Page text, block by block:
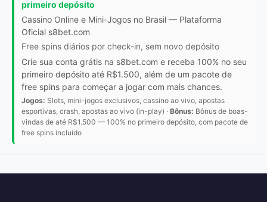
primeiro depósito
Cassino Online e Mini-Jogos no Brasil — Plataforma
Oficial s8bet.com
Free spins diários por check-in, sem novo depósito
Crie sua conta grátis na s8bet.com e receba 100% no seu
primeiro depósito até R$1.500, além de um pacote de
free spins para começar a jogar com mais chances.
Jogos: Slots, mini-jogos exclusivos, cassino ao vivo, apostas
esportivas, crash, apostas ao vivo (in-play) · Bônus: Bônus de boas-
vindas de até R$1.500 — 100% no primeiro depósito, com pacote de
free spins incluído